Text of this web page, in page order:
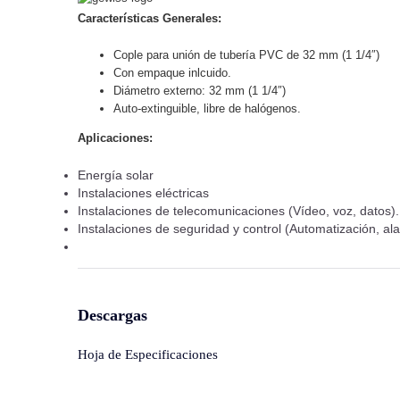
Características Generales:
Cople para unión de tubería PVC de 32 mm (1 1/4″)
Con empaque inlcuido.
Diámetro externo: 32 mm (1 1/4″)
Auto-extinguible, libre de halógenos.
Aplicaciones:
Energía solar
Instalaciones eléctricas
Instalaciones de telecomunicaciones (Vídeo, voz, datos).
Instalaciones de seguridad y control (Automatización,
Descargas
Hoja de Especificaciones